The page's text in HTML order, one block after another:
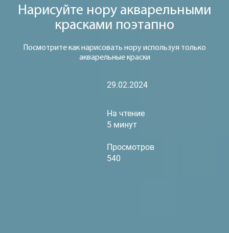
Нарисуйте нору акварельными
красками поэтапно
Посмотрите как нарисовать нору используя только
акварельные краски
29.02.2024
На чтение
5 минут
Просмотров
540